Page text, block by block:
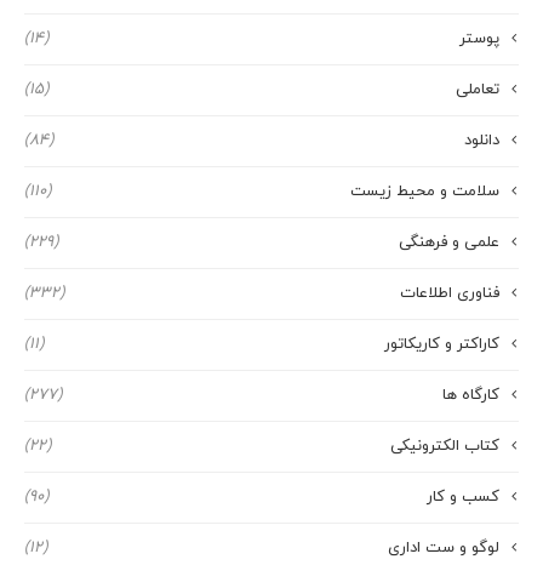
پوستر (14)
تعاملی (15)
دانلود (84)
سلامت و محیط زیست (110)
علمی و فرهنگی (229)
فناوری اطلاعات (332)
کاراکتر و کاریکاتور (11)
کارگاه ها (277)
کتاب الکترونیکی (22)
کسب و کار (90)
لوگو و ست اداری (12)